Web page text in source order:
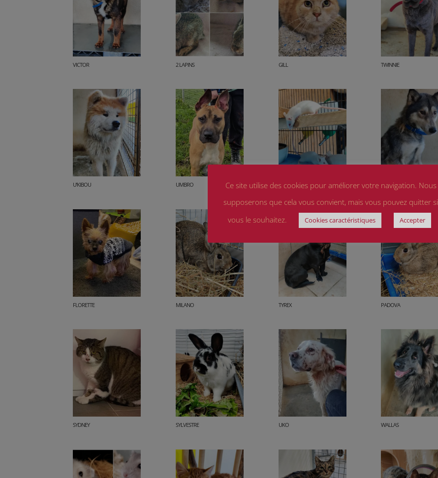
VICTOR 2 LAPINS GILL TWINNIE
U’KIBOU UMBRO 3 Souris ELEVEN
FLORETTE MILANO TYREX PADOVA
SYDNEY SYLVESTRE UKO WALLAS
Ce site utilise des cookies pour améliorer votre navigation. Nous
supposerons que cela vous convient, mais vous pouvez quitter si
vous le souhaitez.
Cookies caractéristiques Accepter